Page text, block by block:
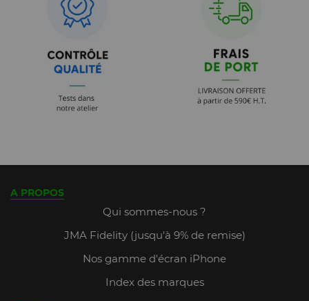
A PROPOS
Qui sommes-nous ?
JMA Fidelity (jusqu'à 9% de remise)
Nos gamme d'écran iPhone
Index des marques